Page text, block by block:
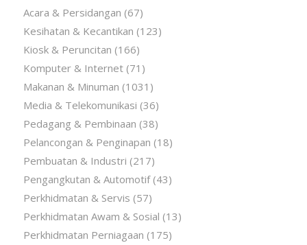
Acara & Persidangan (67)
Kesihatan & Kecantikan (123)
Kiosk & Peruncitan (166)
Komputer & Internet(71)
Makanan & Minuman (1031)
Media & Telekomunikasi (36)
Pedagang & Pembinaan (38)
Pelancongan & Penginapan (18)
Pembuatan & Industri (217)
Pengangkutan & Automotif(43)
Perkhidmatan & Servis (57)
Perkhidmatan Awam & Sosial (13)
Perkhidmatan Perniagaan (175)